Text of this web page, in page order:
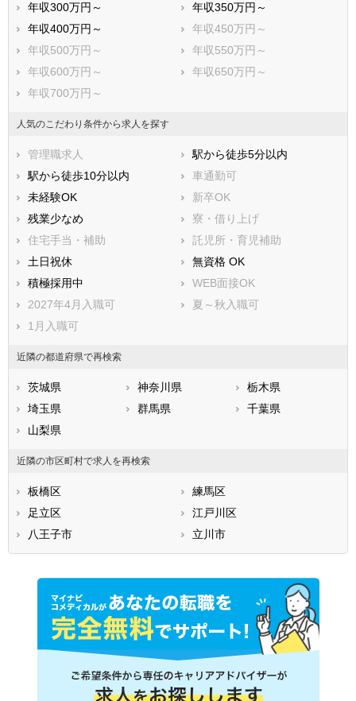
武蔵村山市
多摩市
稲城市
羽村市
あきる野市
西東京市
西多摩郡瑞穂町
西多摩郡日の出町
西多摩郡檜原村
大島町
新島村
神津島村
御蔵島村
八丈島八丈町
青ヶ島村
小笠原村
年収300万円～
年収350万円～
年収400万円～
年収450万円～
年収500万円～
年収550万円～
年収600万円～
年収650万円～
年収700万円～
人気のこだわり条件から求人を探す
管理職求人
駅から徒歩5分以内
駅から徒歩10分以内
車通勤可
未経験OK
新卒OK
残業少なめ
寮・借り上げ
住宅手当・補助
託児所・育児補助
土日祝休
無資格 OK
積極採用中
WEB面接OK
2027年4月入職可
夏～秋入職可
1月入職可
近隣の都道府県で再検索
茨城県 神奈川県
栃木県
埼玉県
群馬県
千葉県
山梨県
近隣の市区町村で求人を再検索
板橋区
練馬区
足立区
江戸川区
八王子市
立川市